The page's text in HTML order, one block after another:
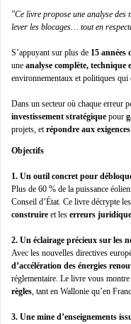
"Ce livre propose une analyse des
lever les blocages… tout en
S’appuyant sur plus de 15
une analyse complète, technique
environnementaux et politiques qui
Dans un secteur où chaque erreur
investissement stratégique pour
projets, etrépondre aux
Objectifs
1. Un outil concret pour
Plus de 60 % de la puissance
Conseil d’État. Ce livre décrypte les
construire et les erreurs
2. Un éclairage précieux sur les
Avec les nouvelles directives
d’accélération des énergies
réglementaire. Le livre vous montre
règles, tant en Wallonie qu’en
3. Une mine d’enseignements